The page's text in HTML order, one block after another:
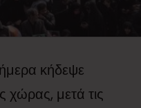
κήδεψε
χώρας, μετά τις